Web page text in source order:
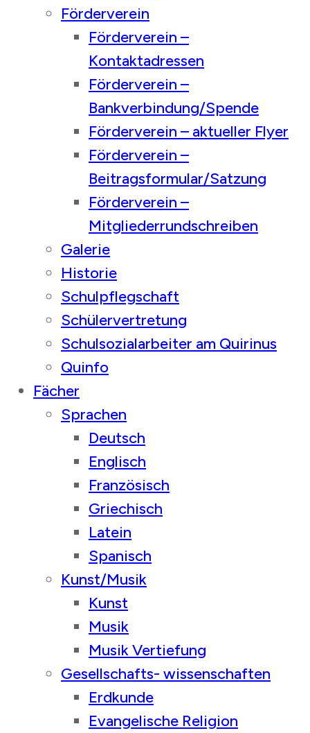
Förderverein
Förderverein –
Kontaktadressen
Förderverein –
Bankverbindung/Spende
Förderverein – aktueller Flyer
Förderverein –
Beitragsformular/Satzung
Förderverein –
Mitgliederrundschreiben
Galerie
Historie
Schulpflegschaft
Schülervertretung
Schulsozialarbeiter am Quirinus
Quinfo
Fächer
Sprachen
Deutsch
Englisch
Französisch
Griechisch
Latein
Spanisch
Kunst/Musik
Kunst
Musik
Musik Vertiefung
Gesellschafts- wissenschaften
Erdkunde
Evangelische Religion